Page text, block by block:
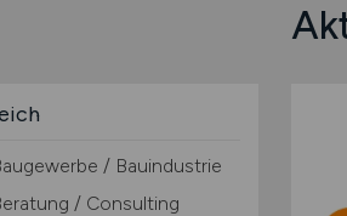
/ Bauindustrie
/ Consulting